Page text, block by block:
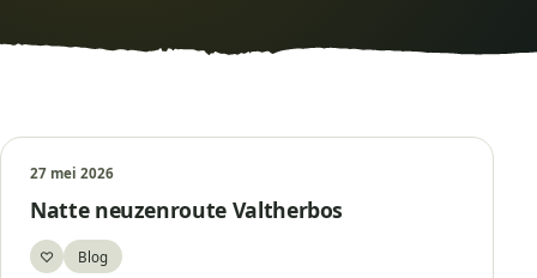
27 mei 2026
Natte neuzenroute Valtherbos
♡Bewaar
Blog